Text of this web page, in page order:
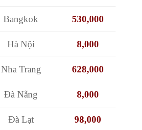
Bangkok 530,000
Hà Nội 8,000
Nha Trang 628,000
Đà Nẵng 8,000
Đà Lạt 98,000